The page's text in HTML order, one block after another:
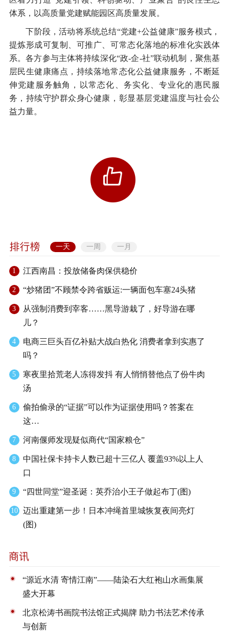
体系，以高质量党建赋能园区高质量发展。
下阶段，活动将系统总结“党建+公益健康”服务模式，
提炼形成可复制、可推广、可常态化落地的标准化实践体
系。各方参与主体将持续深化“政-企-社”联动机制，聚焦基
层民生健康痛点，持续落地常态化公益健康服务，不断延
伸党建服务触角，以常态化、务实化、专业化的惠民服
务，持续守护群众身心健康，彰显基层党建温度与社会公
益力量。
一天 一周 一月
1 江西南昌：投放储备肉保供稳价
2 “炒猪团”不顾禁令跨省贩运:一辆面包车塞24头猪
3
从强制消费到宰客……黑导游栽了，好导游在哪
儿？
4
电商三巨头百亿补贴大战白热化 消费者拿到实惠了
吗？
5
寒夜里拾荒老人冻得发抖 有人悄悄替他点了份牛肉
汤
6
偷拍偷录的“证据”可以作为证据使用吗？答案在
这…
7 河南偃师发现疑似商代“国家粮仓”
8
中国社保卡持卡人数已超十三亿人 覆盖93%以上人
口
9 “四世同堂”迎圣诞：英乔治小王子做起布丁(图)
10
迈出重建第一步！日本冲绳首里城恢复夜间亮灯
(图)
“源近水清 寄情江南”——陆染石大红袍山水画集展
盛大开幕
北京松涛书画院书法馆正式揭牌 助力书法艺术传承
与创新